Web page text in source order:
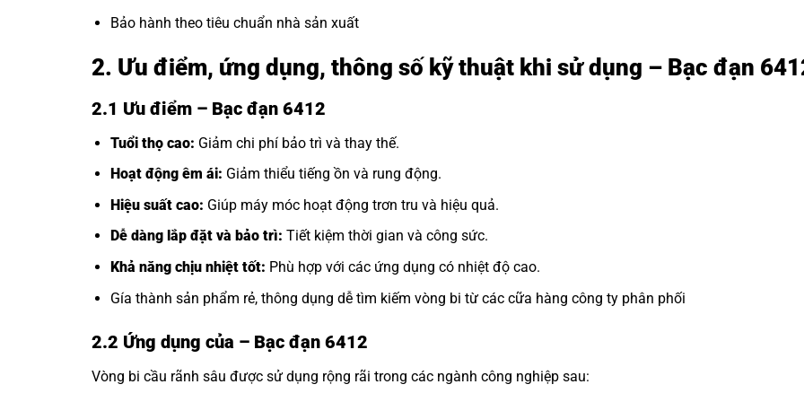
Bảo hành theo tiêu chuẩn nhà sản xuất
2. Ưu điểm, ứng dụng, thông số kỹ thuật khi sử dụng – Bạc đạn
2.1 Ưu điểm – Bạc đạn 6412
Tuổi thọ cao: Giảm chi phí bảo trì và thay thế.
Hoạt động êm ái: Giảm thiểu tiếng ồn và rung động.
Hiệu suất cao: Giúp máy móc hoạt động trơn tru và hiệu quả.
Dễ dàng lắp đặt và bảo trì: Tiết kiệm thời gian và công sức.
Khả năng chịu nhiệt tốt: Phù hợp với các ứng dụng có nhiệt độ cao.
Gía thành sản phẩm rẻ, thông dụng dễ tìm kiếm vòng bi từ các cữa hàng công ty phân phối
2.2 Ứng dụng của – Bạc đạn 6412
Vòng bi cầu rãnh sâu được sử dụng rộng rãi trong các ngành công nghiệp sau: